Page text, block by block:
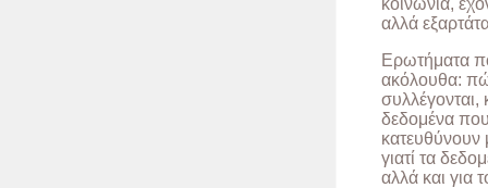
αλλά
Ερωτήματα
ακόλουθα:
συλλέγονται,
δεδομένα
κατευθύνουν
γιατί τα
αλλά και για